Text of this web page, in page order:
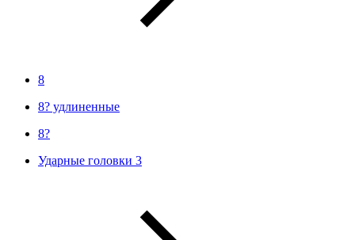
8
8? удлиненные
8?
Ударные головки 3